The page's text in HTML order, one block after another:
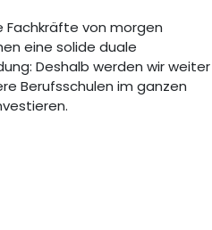
Fachkräfte von morgen
eine solide duale
Deshalb werden wir weiter
Berufsschulen im ganzen